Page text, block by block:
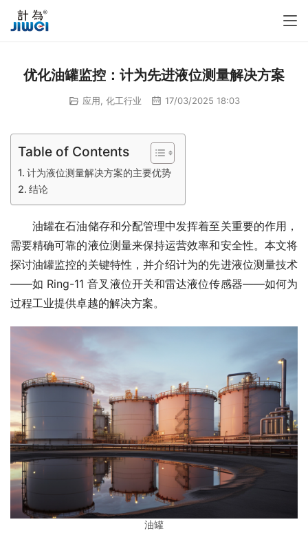
优化油罐监控：计为先进液位测量解决方案
应用 化工行业 17/03/2025 18:03
Table of Contents
计为液位测量解决方案的主要优势
结论
油罐在石油储存和分配管理中发挥着至关重要的作用，
需要精确可靠的液位测量来保持运营效率和安全性。本文将
探讨油罐监控的关键特性，并介绍计为的先进液位测量技术
——如 Ring-11 音叉液位开关和雷达液位传感器——如何为
过程工业提供卓越的解决方案。
油罐